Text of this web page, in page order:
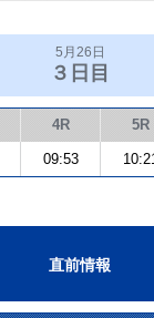
5月26日
３日目
4R 5R
09:53
直前情報